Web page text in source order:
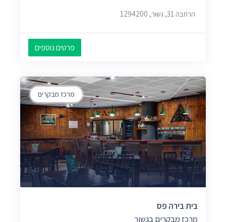
הרחבה 31, גשור, 1294200
פרטים נוספים
מרכז מבקרים
בית בירה פס
מרכז מבקרים בגשור